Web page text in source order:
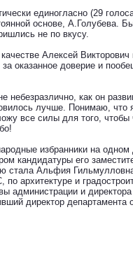
единогласно (29
основе, А.Голубева.
не по вкусу.
Алексей Викторович
за оказанное доверие и
небезразлично, как он
лучше. Понимаю, что
все силы для того,
избранники на
кандидатуры его
стала Альфия
архитектуре и
администрации и
директор департамента